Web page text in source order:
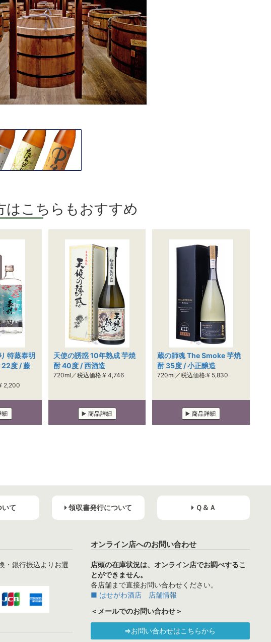
はこちらもおすすめ
特蒸泰明
22度 / 藤
2,200
天使の誘惑 10年熟成 芋焼
酎 40度 / 西酒造
720ml／税込価格:¥ 4,746
蔵の師魂 The Smoke 芋焼
酎 35度 / 小正醸造
720ml／税込価格:¥ 5,830
て 領収書発行について Ｑ＆Ａ
・銀行振込よりお選
オンライン店へのお問い合わせ
店頭の在庫状況は、オンライン店でお調べするこ
とができません。
各店舗まで直接お問い合わせください。
■ はせがわ酒店 店舗情報
＜メールでのお問い合わせ＞
⇒お問い合わせはこちらから